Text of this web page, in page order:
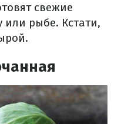
свежие
или рыбе. Кстати,